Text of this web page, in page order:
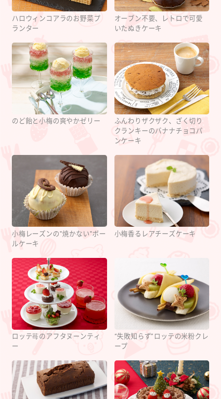
ハロウィンコアラのお野菜プ
ランター
オーブン不要、レトロで可愛
いたぬきケーキ
のど飴と小梅の爽やかゼリー
ふんわりザクザク、ざく切り
クランキーのバナナチョコパ
ンケーキ
小梅レーズンの"焼かない"ボー
ルケーキ
小梅香るレアチーズケーキ
ロッテ苺のアフタヌーンティ
ー
“失敗知らず”ロッテの米粉クレ
ープ